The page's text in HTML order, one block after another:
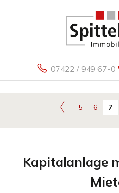
07422 / 949 67-0
5 6 7
Kapitalanlage